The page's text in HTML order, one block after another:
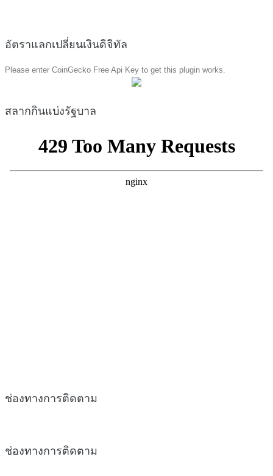
อัตราแลกเปลี่ยนเงินดิจิทัล
Please enter CoinGecko Free Api Key to get this plugin works.
สลากกินแบ่งรัฐบาล
ช่องทางการติดตาม
ช่องทางการติดตาม